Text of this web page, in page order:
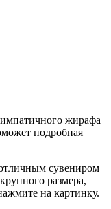
жирафа
подробная
сувениром
размера,
на картинку.